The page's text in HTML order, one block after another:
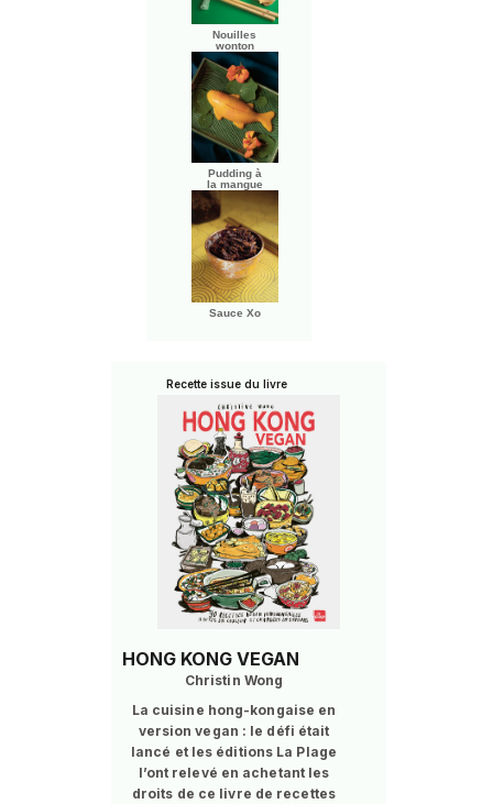
Nouilles
wonton
Pudding à
la mangue
Sauce Xo
Recette issue du livre
HONG KONG VEGAN
Christin Wong
La cuisine hong-kongaise en
version vegan : le défi était
lancé et les éditions La Plage
l’ont relevé en achetant les
droits de ce livre de recettes